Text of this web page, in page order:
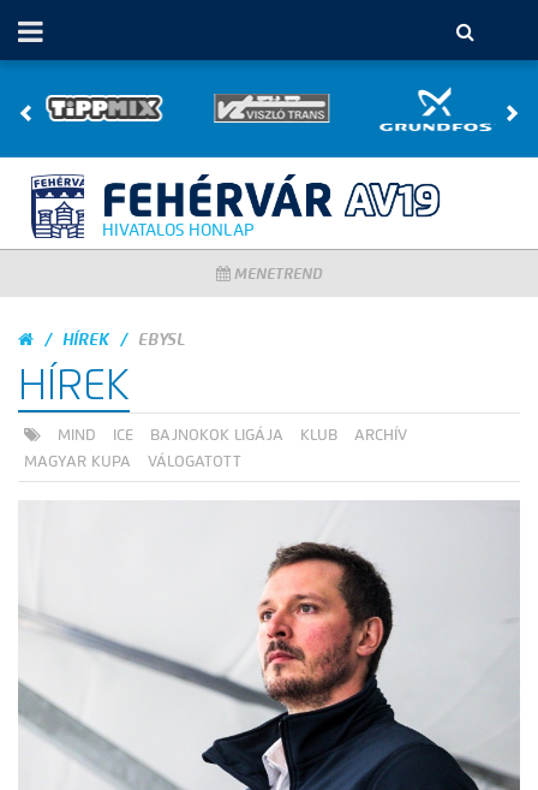
HIVATALOS HONLAP
MENETREND
HÍREK EBYSL
HÍREK
MIND ICE BAJNOKOK LIGÁJA KLUB
ARCHÍV
MAGYAR KUPA
VÁLOGATOTT